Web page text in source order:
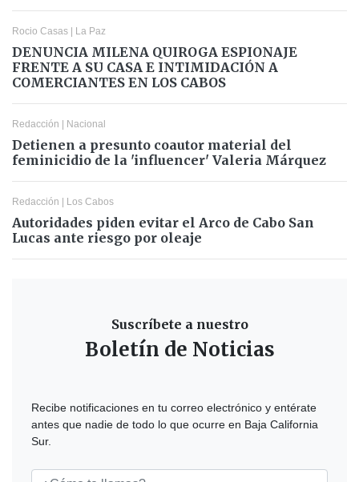
Rocio Casas La Paz
DENUNCIA MILENA QUIROGA ESPIONAJE
FRENTE A SU CASA E INTIMIDACIÓN A
COMERCIANTES EN LOS CABOS
Redacción Nacional
Detienen a presunto coautor material del
feminicidio de la 'influencer' Valeria Márquez
Redacción Los Cabos
Autoridades piden evitar el Arco de Cabo San
Lucas ante riesgo por oleaje
Suscríbete a nuestro
Boletín de Noticias
Recibe notificaciones en tu correo electrónico y entérate
antes que nadie de todo lo que ocurre en Baja California
Sur.